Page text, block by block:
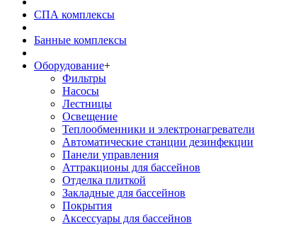
СПА комплексы
Банные комплексы
Оборудование+
Фильтры
Насосы
Лестницы
Освещение
Теплообменники и электронагреватели
Автоматические станции дезинфекции
Панели управления
Аттракционы для бассейнов
Отделка плиткой
Закладные для бассейнов
Покрытия
Аксессуары для бассейнов